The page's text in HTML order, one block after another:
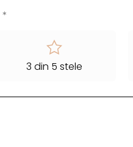
*
3 din 5 stele